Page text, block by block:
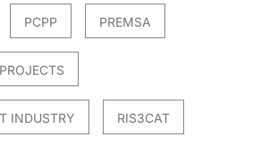
PCPP PREMSA
INDUSTRY RIS3CAT